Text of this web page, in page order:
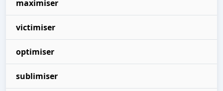
maximiser
victimiser
optimiser
sublimiser